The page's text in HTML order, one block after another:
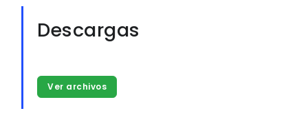
Descargas
Ver archivos